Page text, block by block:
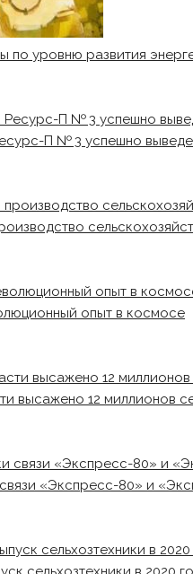
по уровню развития
П № 3 успешно
опыт в космосе
высажено 12 миллионов
«Экспресс-80» и